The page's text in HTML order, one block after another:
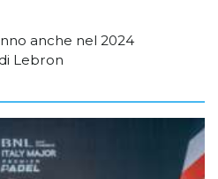
anche nel 2024
Lebron